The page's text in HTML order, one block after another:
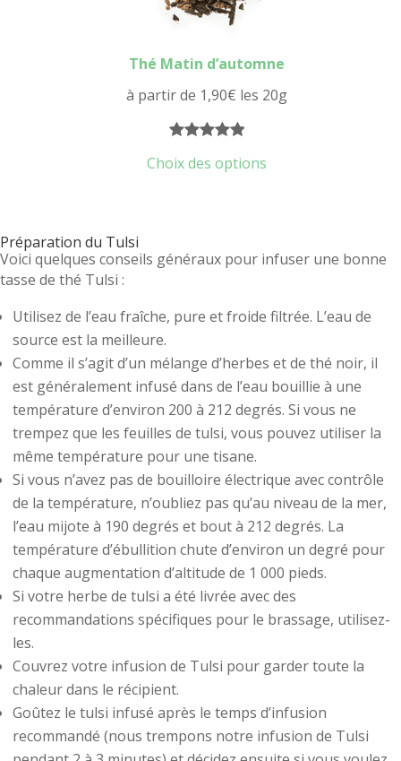
Thé Matin d’automne
à partir de 1,90€ les 20g
sur 5
Choix des options
Préparation du Tulsi
Voici quelques conseils généraux pour infuser une bonne
tasse de thé Tulsi :
Utilisez de l’eau fraîche, pure et froide filtrée. L’eau de
source est la meilleure.
Comme il s’agit d’un mélange d’herbes et de thé noir, il
est généralement infusé dans de l’eau bouillie à une
température d’environ 200 à 212 degrés. Si vous ne
trempez que les feuilles de tulsi, vous pouvez utiliser la
même température pour une tisane.
Si vous n’avez pas de bouilloire électrique avec contrôle
de la température, n’oubliez pas qu’au niveau de la mer,
l’eau mijote à 190 degrés et bout à 212 degrés. La
température d’ébullition chute d’environ un degré pour
chaque augmentation d’altitude de 1 000 pieds.
Si votre herbe de tulsi a été livrée avec des
recommandations spécifiques pour le brassage, utilisez-
les.
Couvrez votre infusion de Tulsi pour garder toute la
chaleur dans le récipient.
Goûtez le tulsi infusé après le temps d’infusion
recommandé (nous trempons notre infusion de Tulsi